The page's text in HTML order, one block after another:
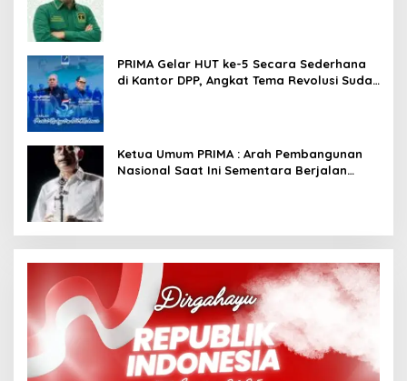
PRIMA Gelar HUT ke-5 Secara Sederhana
di Kantor DPP, Angkat Tema Revolusi Sudah
Ketua Umum PRIMA : Arah Pembangunan
Nasional Saat Ini Sementara Berjalan